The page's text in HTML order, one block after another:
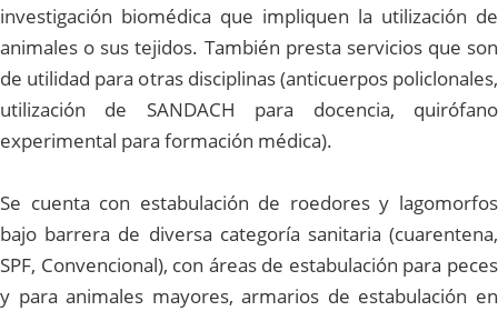
investigación biomédica que impliquen la utilización de
animales o sus tejidos. También presta servicios que son
de utilidad para otras disciplinas (anticuerpos policlonales,
utilización de SANDACH para docencia, quirófano
experimental para formación médica).
Se cuenta con estabulación de roedores y lagomorfos
bajo barrera de diversa categoría sanitaria (cuarentena,
SPF, Convencional), con áreas de estabulación para peces
y para animales mayores, armarios de estabulación en